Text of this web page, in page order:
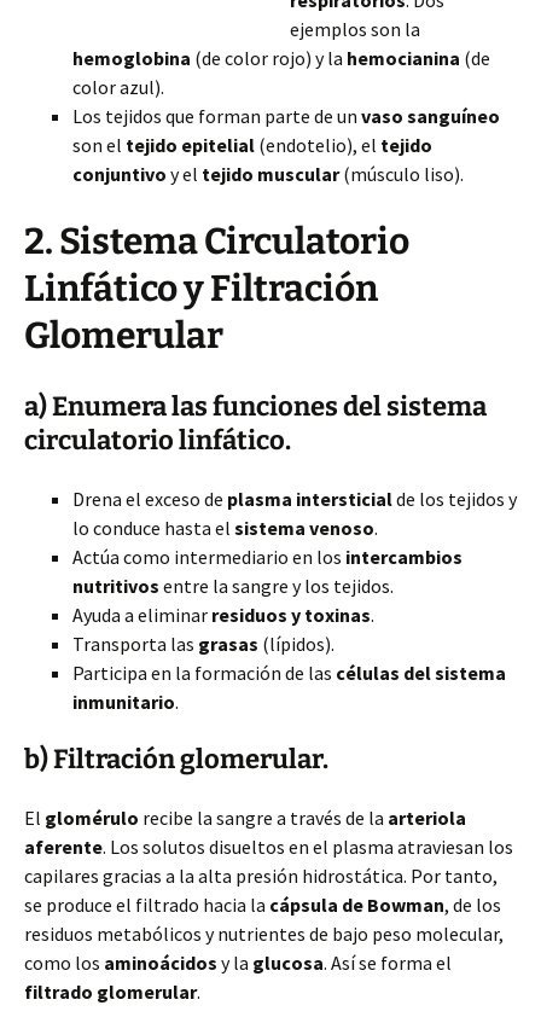
ejemplos son la
hemoglobina (de color rojo) y la hemocianina (de
color azul).
Los tejidos que forman parte de un vaso sanguíneo
son el tejido epitelial (endotelio), el tejido
conjuntivo y el tejido muscular(músculo liso).
2. Sistema Circulatorio
Linfático y Filtración
Glomerular
a) Enumera las funciones del sistema
circulatorio linfático.
Drena el exceso de plasma intersticialde los tejidos y
lo conduce hasta el sistema venoso.
Actúa como intermediario en los intercambios
nutritivos entre la sangre y los tejidos.
Ayuda a eliminar residuos y toxinas.
Transporta las grasas (lípidos).
Participa en la formación de las células del sistema
inmunitario.
b) Filtración glomerular.
El glomérulo recibe la sangre a través de la arteriola
aferente. Los solutos disueltos en el plasma atraviesan los
capilares gracias a la alta presión hidrostática. Por tanto,
se produce el filtrado hacia la cápsula de Bowman, de los
residuos metabólicos y nutrientes de bajo peso molecular,
como los aminoácidos y la glucosa. Así se forma el
filtrado glomerular.